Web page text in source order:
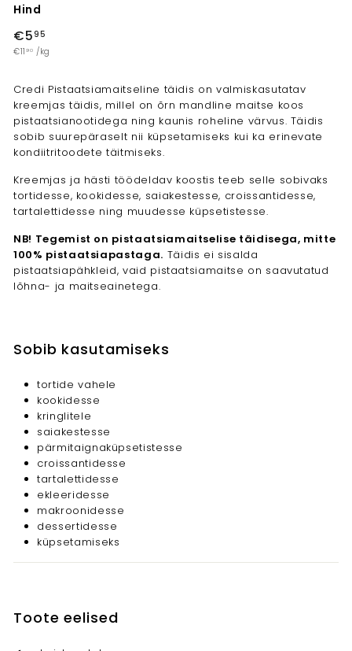
Hind
Tavahind
€595
€11 90 €11,90
/kg
Credi Pistaatsiamaitseline täidis on valmiskasutatav
kreemjas täidis, millel on õrn mandline maitse koos
pistaatsianootidega ning kaunis roheline värvus. Täidis
sobib suurepäraselt nii küpsetamiseks kui ka erinevate
kondiitritoodete täitmiseks.
Kreemjas ja hästi töödeldav koostis teeb selle sobivaks
tortidesse, kookidesse, saiakestesse, croissantidesse,
tartalettidesse ning muudesse küpsetistesse.
NB! Tegemist on pistaatsiamaitselise täidisega, mitte
100% pistaatsiapastaga. Täidis ei sisalda
pistaatsiapähkleid, vaid pistaatsiamaitse on saavutatud
lõhna- ja maitseainetega.
Sobib kasutamiseks
tortide vahele
kookidesse
kringlitele
saiakestesse
pärmitaignaküpsetistesse
croissantidesse
tartalettidesse
ekleeridesse
makroonidesse
dessertidesse
küpsetamiseks
Toote eelised